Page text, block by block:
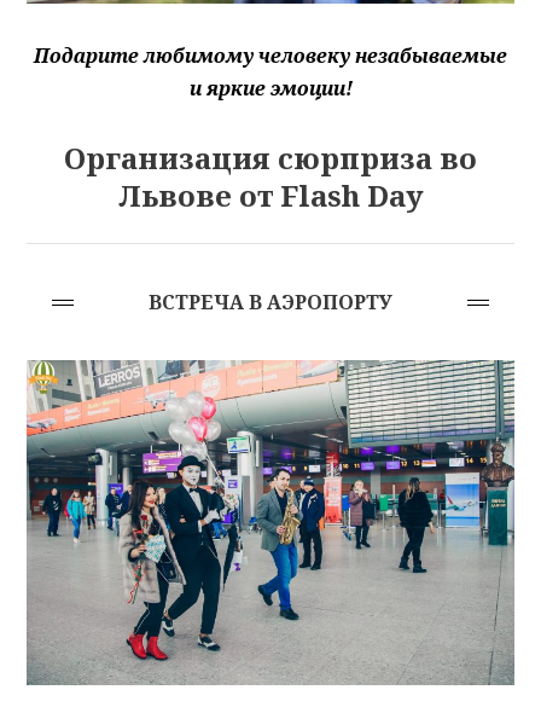
Подарите любимому человеку незабываемые
и яркие эмоции!
Организация сюрприза во
Львове от Flash Day
ВСТРЕЧА В АЭРОПОРТУ